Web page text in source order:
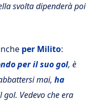
svolta dipenderà poi
per Milito:
per il suo gol, è
mai, ha
Vedevo che era